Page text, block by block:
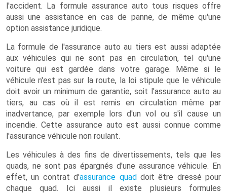
l'accident. La formule assurance auto tous risques offre
aussi une assistance en cas de panne, de même qu'une
option assistance juridique.
La formule de l'assurance auto au tiers est aussi adaptée
aux véhicules qui ne sont pas en circulation, tel qu'une
voiture qui est gardée dans votre garage. Même si le
véhicule n'est pas sur la route, la loi stipule que le véhicule
doit avoir un minimum de garantie, soit l'assurance auto au
tiers, au cas où il est remis en circulation même par
inadvertance, par exemple lors d'un vol ou s'il cause un
incendie. Cette assurance auto est aussi connue comme
l'assurance véhicule non roulant.
Les véhicules à des fins de divertissements, tels que les
quads, ne sont pas épargnés d'une assurance véhicule. En
effet, un contrat d'assurance quaddoit être dressé pour
chaque quad. Ici aussi il existe plusieurs formules